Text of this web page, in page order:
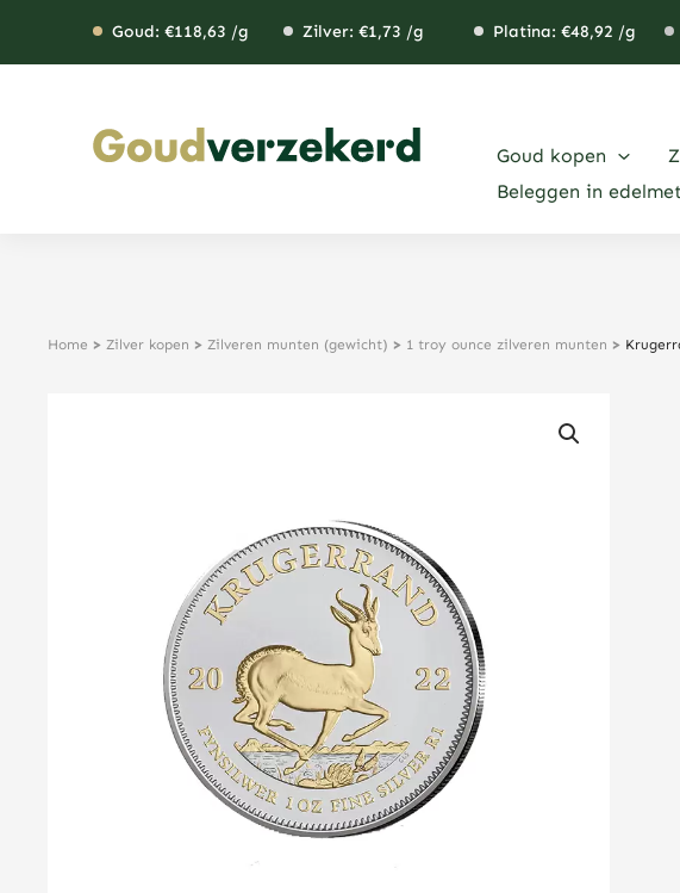
Goud: €118,63 /g Zilver: €1,73 /g Platina: €48,92 /g
Goud kopen
Beleggen in
Home > Zilver kopen > Zilveren munten (gewicht) > 1 troy ounce zilveren munten >